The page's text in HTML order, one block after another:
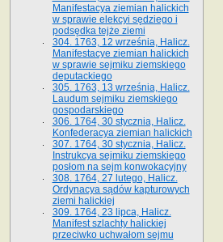
Manifestacya ziemian halickich
w sprawie elekcyi sędziego i
podsędka tejże ziemi
304. 1763, 12 września, Halicz.
Manifestacye ziemian halickich
w sprawie sejmiku ziemskiego
deputackiego
305. 1763, 13 września, Halicz.
Laudum sejmiku ziemskiego
gospodarskiego
306. 1764, 30 stycznia, Halicz.
Konfederacya ziemian halickich
307. 1764, 30 stycznia, Halicz.
Instrukcya sejmiku ziemskiego
posłom na sejm konwokacyjny
308. 1764, 27 lutego, Halicz.
Ordynacya sądów kapturowych
ziemi halickiej
309. 1764, 23 lipca, Halicz.
Manifest szlachty halickiej
przeciwko uchwałom sejmu